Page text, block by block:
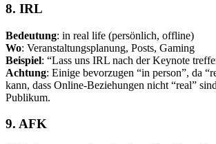
8. IRL
Bedeutung: in real life (persönlich, offline)
Wo: Veranstaltungsplanung, Posts, Gaming
Beispiel: “Lass uns IRL nach der Keynote
Achtung: Einige bevorzugen “in person”, da
kann, dass Online-Beziehungen nicht “real”
Publikum.
9. AFK